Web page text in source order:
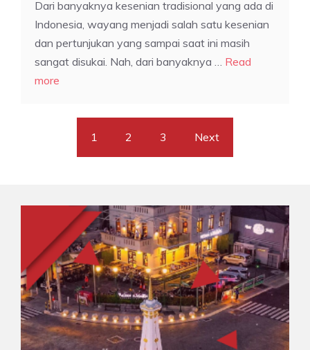
Dari banyaknya kesenian tradisional yang ada di
Indonesia, wayang menjadi salah satu kesenian
dan pertunjukan yang sampai saat ini masih
sangat disukai. Nah, dari banyaknya … Read
more
1 2 3 Next